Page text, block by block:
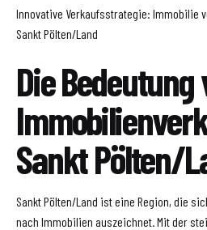
Innovative Verkaufsstrategie: Immobilie
Sankt Pölten/Land
Die Bedeutung
Sankt Pölten/
Sankt Pölten/Land ist eine Region, die
nach Immobilien auszeichnet. Mit der